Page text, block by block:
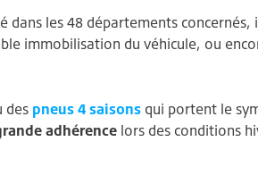
dans les 48 départements
immobilisation du véhicule, ou
des pneus 4 saisons qui portent le
adhérence lors des conditions